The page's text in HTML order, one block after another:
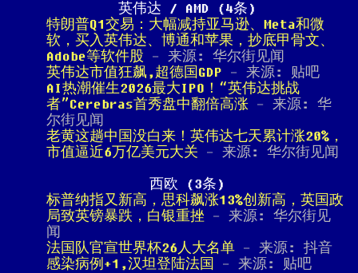
英伟达 / AMD (4条)
特朗普Q1交易：大幅减持亚马逊、Meta和微
软，买入英伟达、博通和苹果，抄底甲骨文、
Adobe等软件股 - 来源: 华尔街见闻
英伟达市值狂飙,超德国GDP - 来源: 贴吧
AI热潮催生2026最大IPO！“英伟达挑战
者”Cerebras首秀盘中翻倍高涨 - 来源: 华
尔街见闻
老黄这趟中国没白来！英伟达七天累计涨20%，
市值逼近6万亿美元大关 - 来源: 华尔街见闻
西欧 (3条)
标普纳指又新高，思科飙涨13%创新高，英国政
局致英镑暴跌，白银重挫 - 来源: 华尔街见
闻
法国队官宣世界杯26人大名单 - 来源: 抖音
感染病例+1,汉坦登陆法国
- 来源: 贴吧